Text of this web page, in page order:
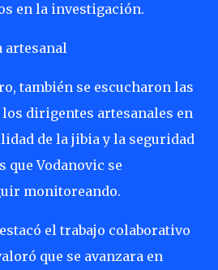
en la investigación.
artesanal
también se escucharon las
dirigentes artesanales en
de la jibia y la seguridad
que Vodanovic se
monitoreando.
el trabajo colaborativo
que se avanzara en